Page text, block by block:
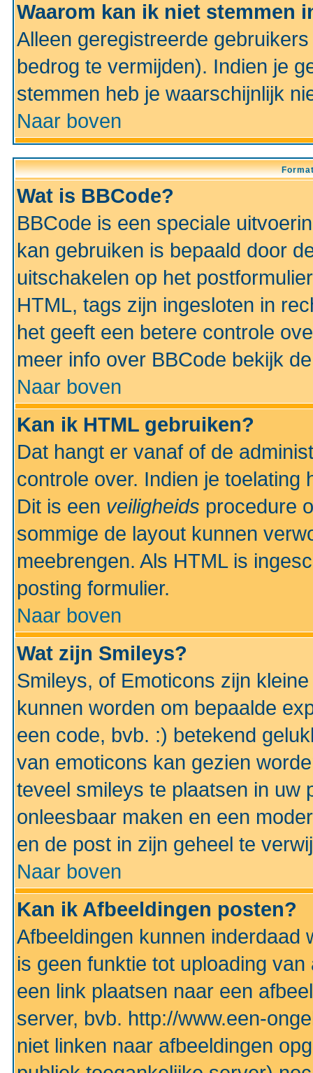
Waarom kan ik niet stemmen
Alleen geregistreerde
bedrog te vermijden). Indien je
stemmen heb je waarschijnlijk
Naar boven
Wat is BBCode?
BBCode is een speciale
kan gebruiken is bepaald door
uitschakelen op het
HTML, tags zijn ingesloten in
het geeft een betere controle
meer info over BBCode bekijk
Naar boven
Kan ik HTML gebruiken?
Dat hangt er vanaf of de
controle over. Indien je
Dit is een veiligheids procedure
sommige de layout kunnen
meebrengen. Als HTML is
posting formulier.
Naar boven
Wat zijn Smileys?
Smileys, of Emoticons zijn
kunnen worden om bepaalde
een code, bvb. :) betekend
van emoticons kan gezien
teveel smileys te plaatsen in uw
onleesbaar maken en een
en de post in zijn geheel te
Naar boven
Kan ik Afbeeldingen posten?
Afbeeldingen kunnen inderdaad
is geen funktie tot uploading
een link plaatsen naar een
server, bvb. http://www.een-
niet linken naar afbeeldingen